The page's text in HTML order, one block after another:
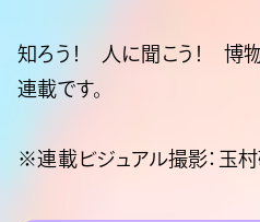
知ろう！ 人に聞こう！ 博
連載です。
※連載ビジュアル撮影：玉